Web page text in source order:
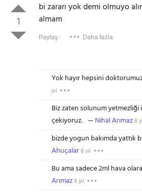
1
bi zararı yok demi olmuyo
almam
Paylaş: Daha fazla
Yok hayır hepsini
yıl
Biz zaten solunum
çekiyoruz.
Nihal Arımaz8
bizde yogun bakımda yattık
Ahuçalar8 yıl
Bu ama sadece 2ml hava
Arımaz8 yıl